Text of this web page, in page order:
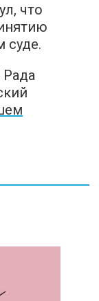
что
суде.